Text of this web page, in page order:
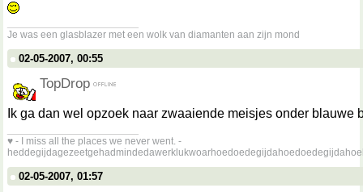
Je was een glasblazer met een wolk van diamanten aan zijn mond
02-05-2007, 00:55
TopDrop
Ik ga dan wel opzoek naar zwaaiende meisjes onder blauwe
♥ - I miss all the places we never went. -
02-05-2007, 01:57